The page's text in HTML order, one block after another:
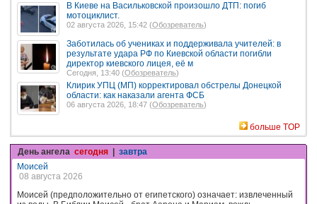
В Киеве на Васильковской произошло ДТП: погиб
мотоциклист.
02 августа 2026, 15:42 (Обозреватель)
Заботилась об учениках и поддерживала учителей: в
результате удара РФ по Киевской области погибли
директор киевского лицея, её м
Сегодня, 13:40 (Обозреватель)
Клирик УПЦ (МП) корректировал обстрелы Донецкой
области: как наказали агента ФСБ
06 августа 2026, 18:47 (Обозреватель)
больше TOP
День ангела сегодня
завтра
Моисей
08 августа 2026
Моисей (предположительно от египетского) означает: извлеченный